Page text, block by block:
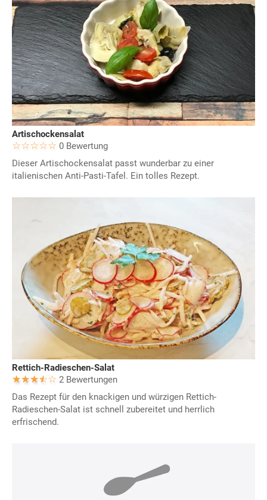
Artischockensalat
0 Bewertung
Dieser Artischockensalat passt wunderbar zu einer
italienischen Anti-Pasti-Tafel. Ein tolles Rezept.
Rettich-Radieschen-Salat
2 Bewertungen
Das Rezept für den knackigen und würzigen Rettich-
Radieschen-Salat ist schnell zubereitet und herrlich
erfrischend.